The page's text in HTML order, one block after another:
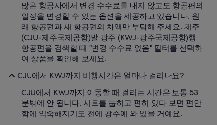
많은 항공사에서 변경 수수료를 내지 않고도 항공편의
일정을 변경할 수 있는 옵션을 제공하고 있습니다. 원
래 항공편과 새 항공편의 차액만 부담해 주세요. 제주
(CJU-제주국제공항)발 광주 (KWJ-광주국제공항)행
항공편을 검색할 때 "변경 수수료 없음" 필터를 선택하
여 상품을 확인해 보세요.
CJU에서 KWJ까지 비행시간은 얼마나 걸리나요?
CJU에서 KWJ까지 이동할 때 걸리는 시간은 보통 53
분밖에 안 됩니다. 시트를 눕히고 편히 있다 보면 편안
함에 익숙해지기도 전에 광주에 와 있을 거예요.